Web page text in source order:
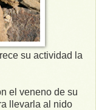
su actividad la
el veneno de su
llevarla al nido